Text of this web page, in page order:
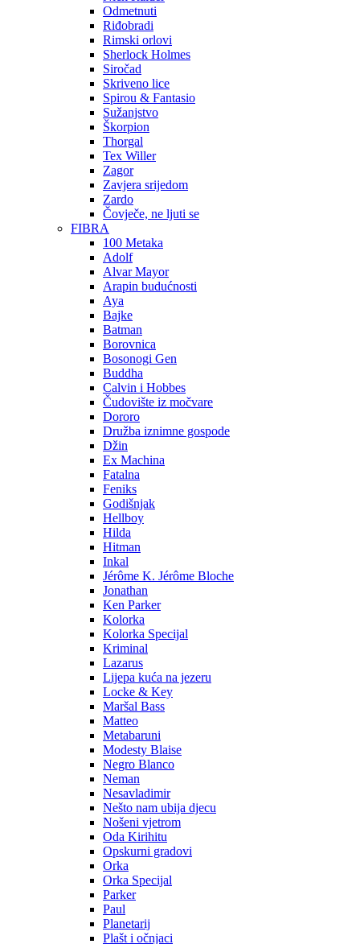
Odmetnuti
Riđobradi
Rimski orlovi
Sherlock Holmes
Siročad
Skriveno lice
Spirou & Fantasio
Sužanjstvo
Škorpion
Thorgal
Tex Willer
Zagor
Zavjera srijedom
Zardo
Čovječe, ne ljuti se
FIBRA
100 Metaka
Adolf
Alvar Mayor
Arapin budućnosti
Aya
Bajke
Batman
Borovnica
Bosonogi Gen
Buddha
Calvin i Hobbes
Čudovište iz močvare
Dororo
Družba iznimne gospode
Džin
Ex Machina
Fatalna
Feniks
Godišnjak
Hellboy
Hilda
Hitman
Inkal
Jérôme K. Jérôme Bloche
Jonathan
Ken Parker
Kolorka
Kolorka Specijal
Kriminal
Lazarus
Lijepa kuća na jezeru
Locke & Key
Maršal Bass
Matteo
Metabaruni
Modesty Blaise
Negro Blanco
Neman
Nesavladimir
Nešto nam ubija djecu
Nošeni vjetrom
Oda Kirihitu
Opskurni gradovi
Orka
Orka Specijal
Parker
Paul
Planetarij
Plašt i očnjaci